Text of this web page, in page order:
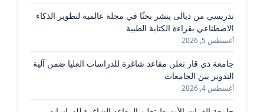
تدريسي من ديالى ينشر بحثًا في مجلة عالمية لتطوير الذكاء
الاصطناعي بقراءة الكتابة الطبية
أغسطس 5, 2026
جامعة ذي قار تعلن مقاعد شاغرة للدراسات العليا ضمن آلية
التدوير بين الجامعات
أغسطس 4, 2026